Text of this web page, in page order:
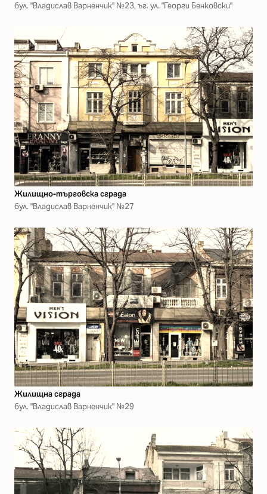
бул. "Владислав Варненчик" №23, ъг. ул. "Георги Бенковски"
Жилищно-търговска сграда
бул. "Владислав Варненчик" №27
Жилищна сграда
бул. "Владислав Варненчик" №29